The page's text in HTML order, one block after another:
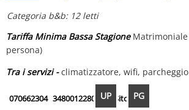
UP PG
Categoria b&b: 12 letti
Tariffa Minima Bassa StagioneMatrimoniale
persona)
Tra i servizi -climatizzatore, wifi, parcheggio
070662304 3480012280 Fb Sito